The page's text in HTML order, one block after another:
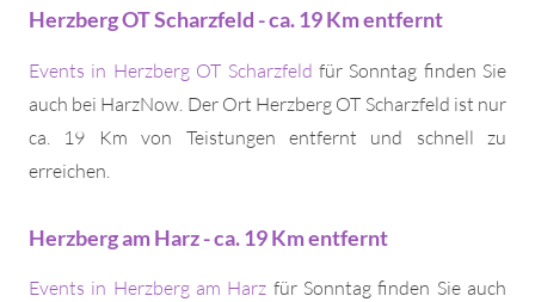
Herzberg OT Scharzfeld - ca. 19 Km entfernt
Events in Herzberg OT Scharzfeld für Sonntag finden Sie
auch bei HarzNow. Der Ort Herzberg OT Scharzfeld ist nur
ca. 19 Km von Teistungen entfernt und schnell zu
erreichen.
Herzberg am Harz - ca. 19 Km entfernt
Events in Herzberg am Harz für Sonntag finden Sie auch